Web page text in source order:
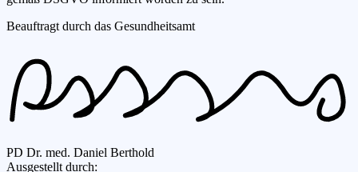
Beauftragt durch das Gesundheitsamt
PD Dr. med. Daniel Berthold
Ausgestellt durch: